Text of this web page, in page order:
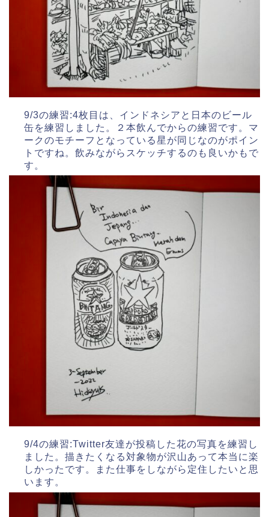
9/3の練習:4枚目は、インドネシアと日本のビール
缶を練習しました。２本飲んでからの練習です。マ
ークのモチーフとなっている星が同じなのがポイン
トですね。飲みながらスケッチするのも良いかもで
す。
9/4の練習:Twitter友達が投稿した花の写真を練習し
ました。描きたくなる対象物が沢山あって本当に楽
しかったです。また仕事をしながら定住したいと思
います。